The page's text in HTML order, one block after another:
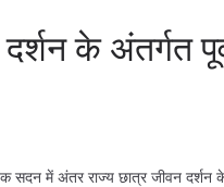
के अंतर्गत
में अंतर राज्य छात्र जीवन दर्शन के